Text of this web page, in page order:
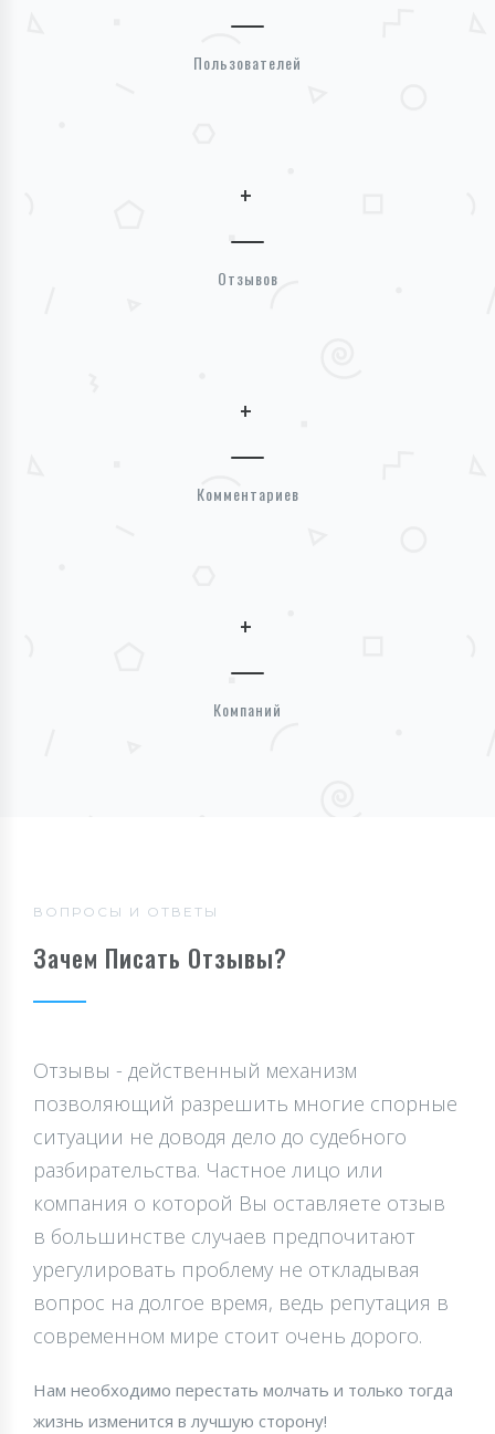
Пользователей
+
Отзывов
+
Комментариев
+
Компаний
ВОПРОСЫ И ОТВЕТЫ
Зачем Писать Отзывы?
Отзывы - действенный механизм
позволяющий разрешить многие спорные
ситуации не доводя дело до судебного
разбирательства. Частное лицо или
компания о которой Вы оставляете отзыв
в большинстве случаев предпочитают
урегулировать проблему не откладывая
вопрос на долгое время, ведь репутация в
современном мире стоит очень дорого.
Нам необходимо перестать молчать и только тогда
жизнь изменится в лучшую сторону!